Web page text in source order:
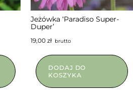
Jeżówka ‘Paradiso Super-
Duper’
19,00 złbrutto
DODAJ DO
KOSZYKA